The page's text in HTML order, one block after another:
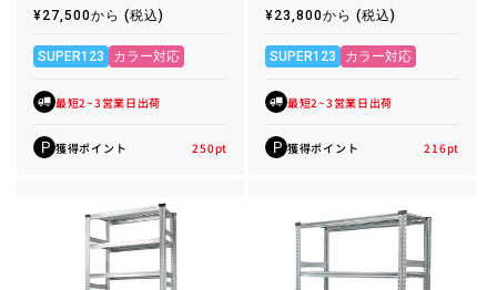
通
価
格
¥27,500から (税込)
SUPER123 カラー対応
最短2~3営業日出荷
P 獲得ポイント 250pt
通
価
格
¥23,800から (税込)
SUPER123 カラー対応
最短2~3営業日出荷
P 獲得ポイント 216pt